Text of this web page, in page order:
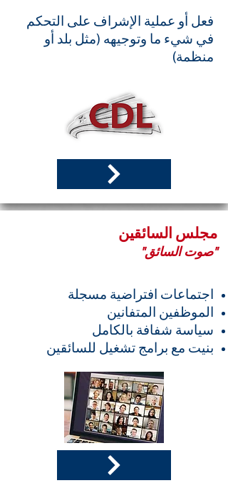
فعل أو عملية الإشراف على التحكم
في شيء ما وتوجيهه (مثل بلد أو
منظمة)
مجلس السائقين
"صوت السائق"
اجتماعات افتراضية مسجلة
الموظفين المتفانين
سياسة شفافة بالكامل
بنيت مع برامج تشغيل للسائقين